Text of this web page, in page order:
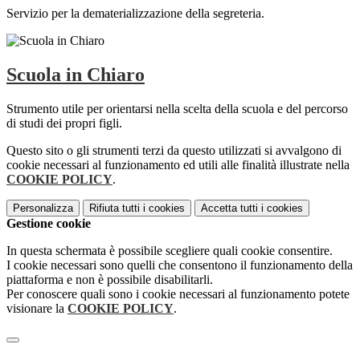
Servizio per la dematerializzazione della segreteria.
Scuola in Chiaro
Strumento utile per orientarsi nella scelta della scuola e del percorso
di studi dei propri figli.
Questo sito o gli strumenti terzi da questo utilizzati si avvalgono di
cookie necessari al funzionamento ed utili alle finalità illustrate nella
COOKIE POLICY.
Personalizza Rifiuta tutti i cookies Accetta tutti i cookies
Gestione cookie
In questa schermata è possibile scegliere quali cookie consentire.
I cookie necessari sono quelli che consentono il funzionamento della
piattaforma e non è possibile disabilitarli.
Per conoscere quali sono i cookie necessari al funzionamento potete
visionare la COOKIE POLICY.